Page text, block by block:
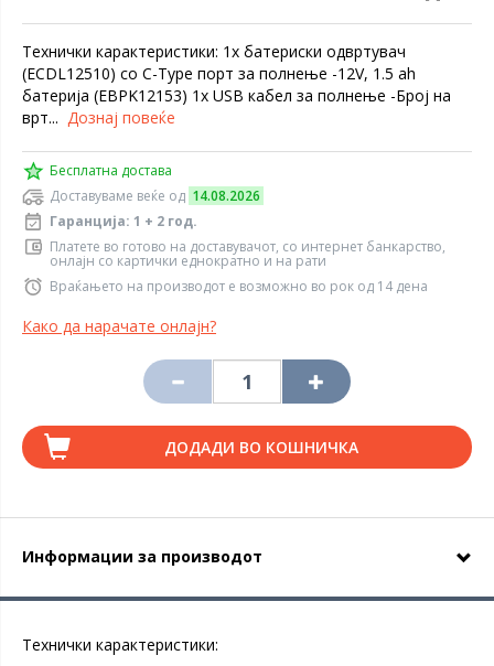
Технички карактеристики: 1х батериски одвртувач
(ECDL12510) со C-Type порт за полнење -12V, 1.5 ah
батерија (EBPK12153) 1х USB кабел за полнење -Број на
врт... Дознај повеќе
Бесплатна достава
Доставуваме веќе од 14.08.2026
Гаранција: 1 + 2 год.
Платете во готово на доставувачот, со интернет банкарство,
онлајн со картички еднократно и на рати
Враќањето на производот е возможно во рок од 14 дена
Како да нарачате онлајн?
ДОДАДИ ВО КОШНИЧКА
Информации за производот
Технички карактеристики: